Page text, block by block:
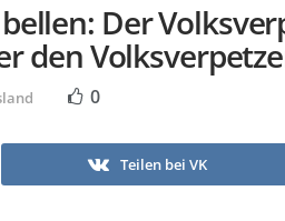
Der
den
0
Teilen bei VK